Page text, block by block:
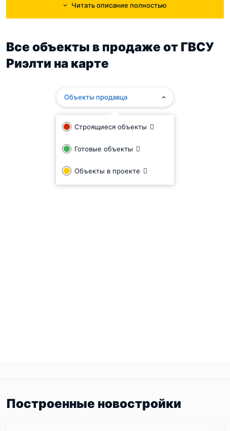
Фирма продает собственные квартиры холдинга в
стадии застройки. При покупке у застройщика
покупатели приобретают много преференций.
прогрессирующая фирма, предлагающая клиенту
предпочтительные условия за счет приобретения у
Читать описание полностью
Все объекты в продаже от ГВСУ
Риэлти на карте
Объекты продавца
Строящиеся объекты
Готовые объекты
Объекты в проекте
Построенные новостройки